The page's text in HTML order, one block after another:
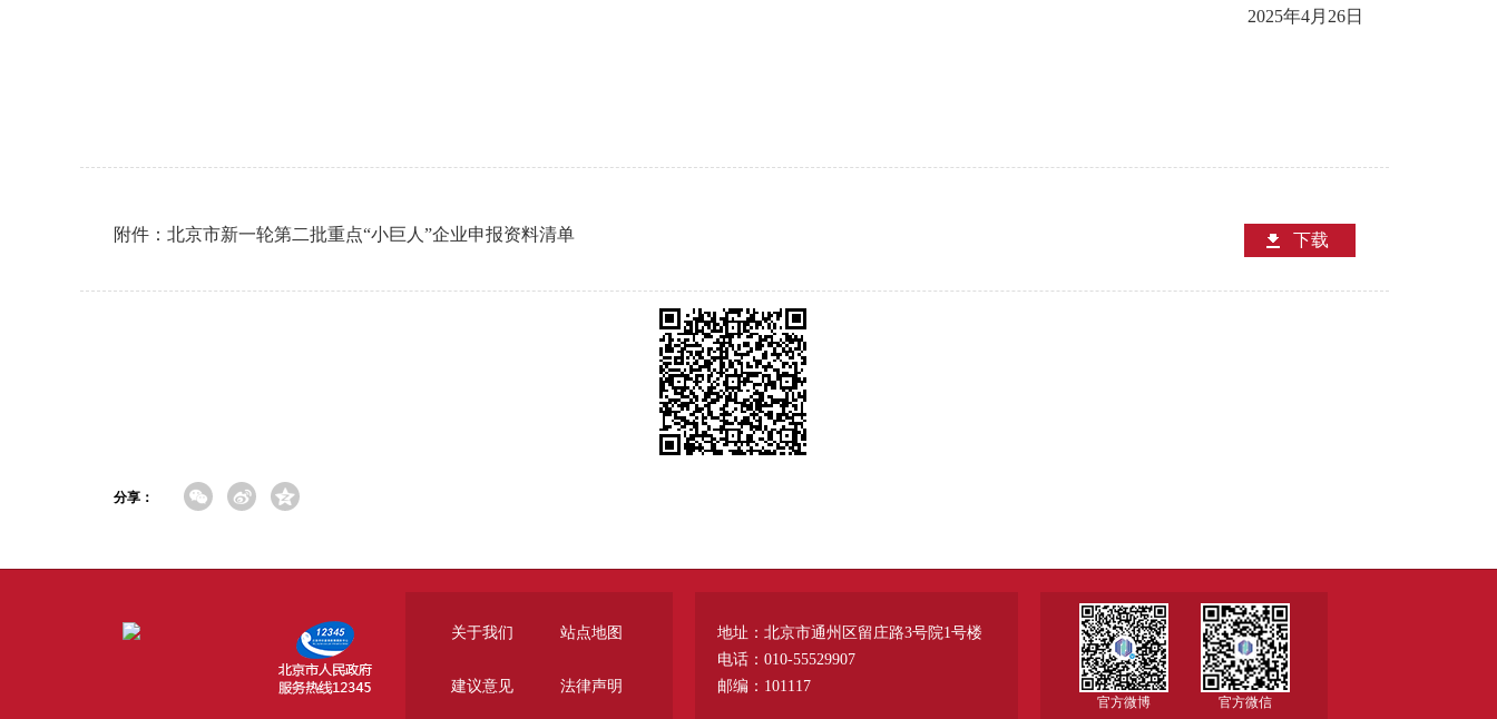
2025年4月26日
附件：北京市新一轮第二批重点“小巨人”企业申报资料清单 下载
分享：
关于我们 站点地图
建议意见 法律声明
地址：北京市通州区留庄路3号院1号楼
电话：010-55529907
邮编：101117
官方微博 官方微信